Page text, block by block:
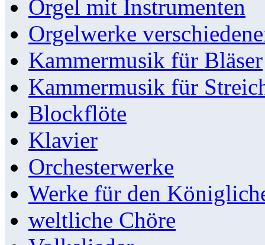
Orgel mit Instrumenten
Orgelwerke
Kammermusik für Bläser
Kammermusik für
Blockflöte
Klavier
Orchesterwerke
Werke für den
weltliche Chöre